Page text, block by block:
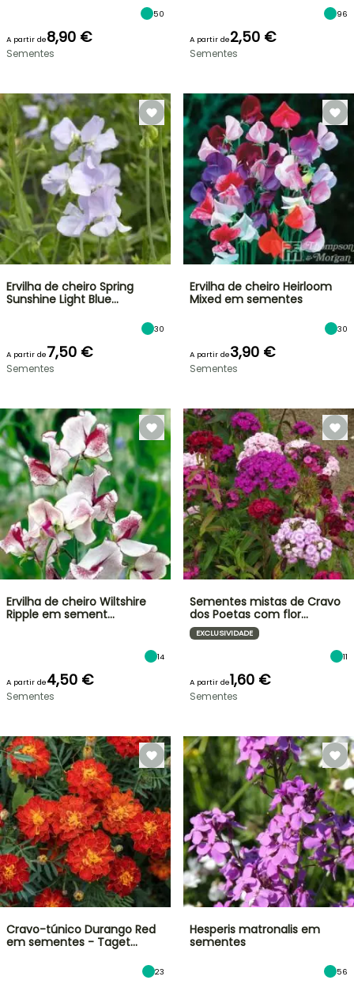
50
A partir de8,90 €
Sementes
96
A partir de2,50 €
Sementes
Ervilha de cheiro Spring
Sunshine Light Blue…
30
A partir de7,50 €
Sementes
Ervilha de cheiro Heirloom
Mixed em sementes
30
A partir de3,90 €
Sementes
Ervilha de cheiro Wiltshire
Ripple em sement…
14
A partir de4,50 €
Sementes
Sementes mistas de Cravo
dos Poetas com flor…
EXCLUSIVIDADE
11
A partir de1,60 €
Sementes
Cravo-túnico Durango Red
em sementes - Taget…
23
Hesperis matronalis em
sementes
56